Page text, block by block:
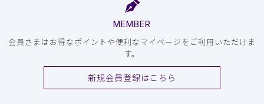
MEMBER
会員さまはお得なポイントや便利なマイページをご利用いただけま
す。
新規会員登録はこちら